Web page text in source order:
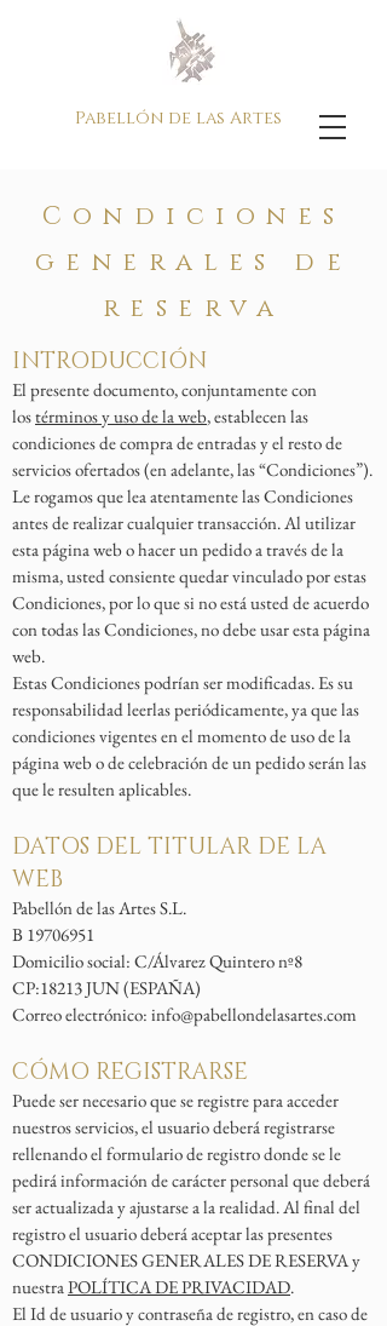
Pabellón de las Artes
Condiciones
generales de
reserva
INTRODUCCIÓN
El presente documento, conjuntamente con
lostérminos y uso de la web, establecen las
condiciones de compra de entradas y el resto de
servicios ofertados (en adelante, las “Condiciones”).
Le rogamos que lea atentamente las Condiciones
antes de realizar cualquier transacción. Al utilizar
esta página web o hacer un pedido a través de la
misma, usted consiente quedar vinculado por estas
Condiciones, por lo que si no está usted de acuerdo
con todas las Condiciones, no debe usar esta página
web.
Estas Condiciones podrían ser modificadas. Es su
responsabilidad leerlas periódicamente, ya que las
condiciones vigentes en el momento de uso de la
página web o de celebración de un pedido serán las
que le resulten aplicables.
DATOS DEL TITULAR DE LA
WEB
Pabellónde las Artes S.L.
B 19706951
Domicilio social: C/Álvarez Quintero nº8
CP:18213 JUN (ESPAÑA)
Correo electrónico: info@pabellondelasartes.com
CÓMO REGISTRARSE
Puede ser necesario que se registre para acceder
nuestros servicios, el usuario deberá registrarse
rellenando el formulario de registro donde se le
pedirá información de carácter personal que deberá
ser actualizada y ajustarse a la realidad. Al final del
registro el usuario deberá aceptar las presentes
CONDICIONES GENERALES DE RESERVA y
nuestraPOLÍTICA DE PRIVACIDAD.
El Id de usuario y contraseña de registro, en caso de